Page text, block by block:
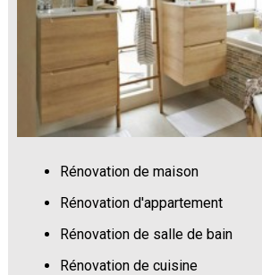
Rénovation de maison
Rénovation d'appartement
Rénovation de salle de bain
Rénovation de cuisine